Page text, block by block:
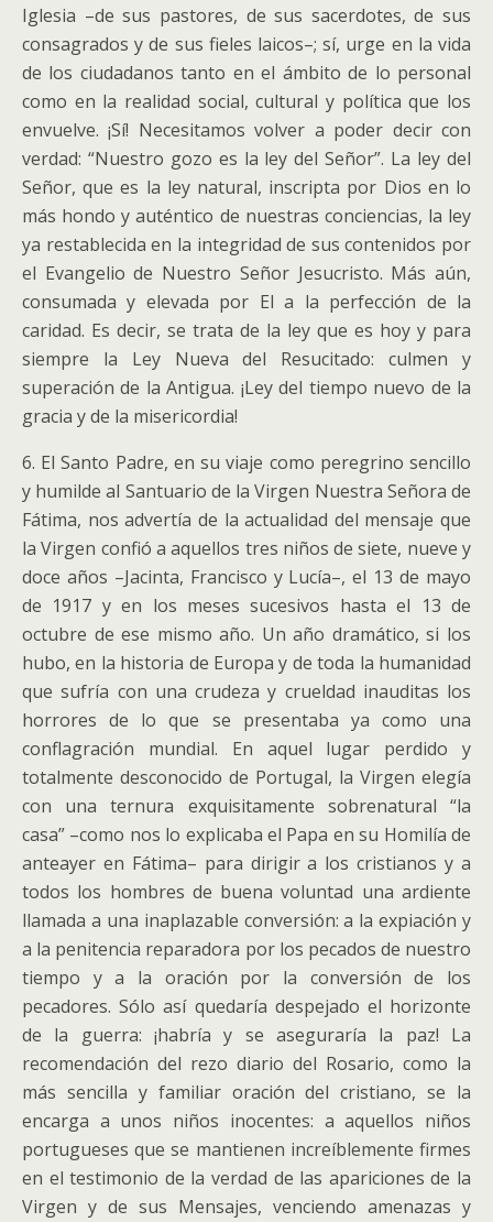
Iglesia –de sus pastores, de sus sacerdotes, de sus
consagrados y de sus fieles laicos–; sí, urge en la vida
de los ciudadanos tanto en el ámbito de lo personal
como en la realidad social, cultural y política que los
envuelve. ¡Sí! Necesitamos volver a poder decir con
verdad: “Nuestro gozo es la ley del Señor”. La ley del
Señor, que es la ley natural, inscripta por Dios en lo
más hondo y auténtico de nuestras conciencias, la ley
ya restablecida en la integridad de sus contenidos por
el Evangelio de Nuestro Señor Jesucristo. Más aún,
consumada y elevada por El a la perfección de la
caridad. Es decir, se trata de la ley que es hoy y para
siempre la Ley Nueva del Resucitado: culmen y
superación de la Antigua. ¡Ley del tiempo nuevo de la
gracia y de la misericordia!
6. El Santo Padre, en su viaje como peregrino sencillo
y humilde al Santuario de la Virgen Nuestra Señora de
Fátima, nos advertía de la actualidad del mensaje que
la Virgen confió a aquellos tres niños de siete, nueve y
doce años –Jacinta, Francisco y Lucía–, el 13 de mayo
de 1917 y en los meses sucesivos hasta el 13 de
octubre de ese mismo año. Un año dramático, si los
hubo, en la historia de Europa y de toda la humanidad
que sufría con una crudeza y crueldad inauditas los
horrores de lo que se presentaba ya como una
conflagración mundial. En aquel lugar perdido y
totalmente desconocido de Portugal, la Virgen elegía
con una ternura exquisitamente sobrenatural “la
casa” –como nos lo explicaba el Papa en su Homilía de
anteayer en Fátima– para dirigir a los cristianos y a
todos los hombres de buena voluntad una ardiente
llamada a una inaplazable conversión: a la expiación y
a la penitencia reparadora por los pecados de nuestro
tiempo y a la oración por la conversión de los
pecadores. Sólo así quedaría despejado el horizonte
de la guerra: ¡habría y se aseguraría la paz! La
recomendación del rezo diario del Rosario, como la
más sencilla y familiar oración del cristiano, se la
encarga a unos niños inocentes: a aquellos niños
portugueses que se mantienen increíblemente firmes
en el testimonio de la verdad de las apariciones de la
Virgen y de sus Mensajes, venciendo amenazas y